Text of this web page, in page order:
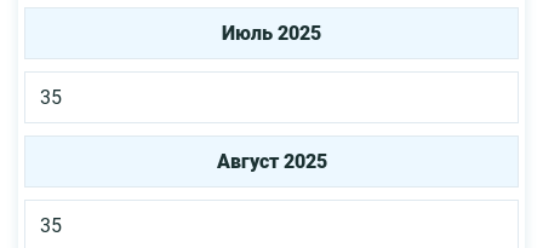
Июль 2025
35
Август 2025
35